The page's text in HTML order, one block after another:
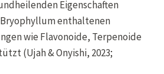
Eigenschaften
enthaltenen
wie Flavonoide, Terpenoide
(Ujah & Onyishi, 2023;